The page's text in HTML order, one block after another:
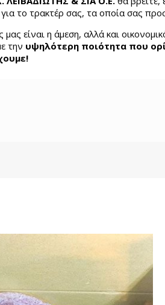
το τρακτέρ σας, τα οποία σας
μας είναι η άμεση, αλλά και
την υψηλότερη ποιότητα που